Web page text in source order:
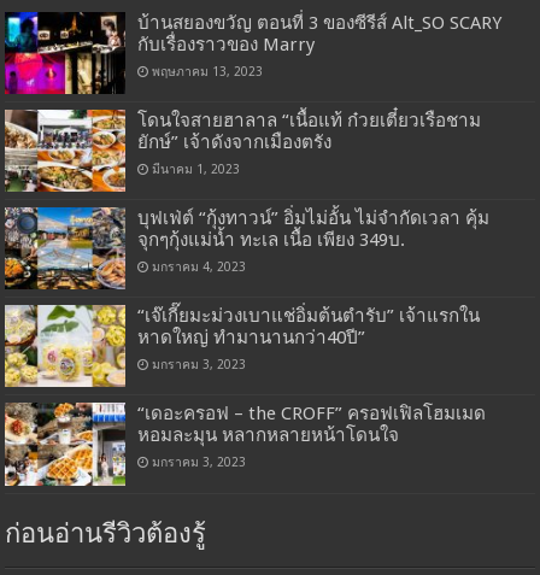
บ้านสยองขวัญ ตอนที่ 3 ของซีรีส์ Alt_SO SCARY
กับเรื่องราวของ Marry
พฤษภาคม 13, 2023
โดนใจสายฮาลาล “เนื้อแท้ ก๋วยเตี๋ยวเรือชาม
ยักษ์” เจ้าดังจากเมืองตรัง
มีนาคม 1, 2023
บุฟเฟ่ต์ “กุ้งทาวน์” อิ่มไม่อั้น ไม่จำกัดเวลา คุ้ม
จุกๆกุ้งแม่น้ำ ทะเล เนื้อ เพียง 349บ.
มกราคม 4, 2023
“เจ๊เกี๊ยมะม่วงเบาแช่อิ่มต้นตำรับ” เจ้าแรกใน
หาดใหญ่ ทำมานานกว่า40ปี”
มกราคม 3, 2023
“เดอะครอฟ – the CROFF” ครอฟเฟิลโฮมเมด
หอมละมุน หลากหลายหน้าโดนใจ
มกราคม 3, 2023
ก่อนอ่านรีวิวต้องรู้